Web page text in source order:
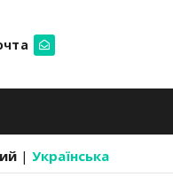
| Українська